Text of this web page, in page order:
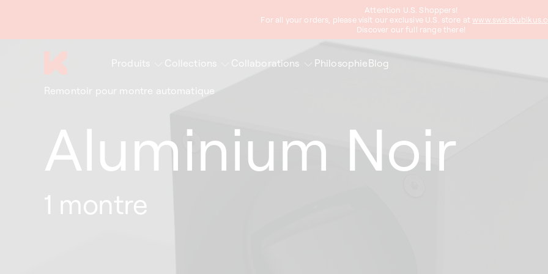
Attention U.S. Shoppers!
For all your orders, please visit our exclusive U.S. store at
Discover our full range there!
Produits Collections Collaborations PhilosophieBlog
Remontoir pour montre automatique
Aluminium Noir
1 montre